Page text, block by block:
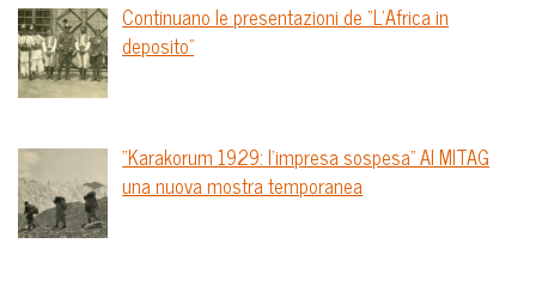
Continuano le presentazioni de “L’Africa in
deposito”
“Karakorum 1929: l’impresa sospesa” Al MITAG
una nuova mostra temporanea